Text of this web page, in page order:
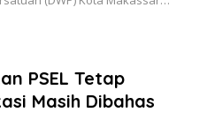
PSEL Tetap
Masih Dibahas